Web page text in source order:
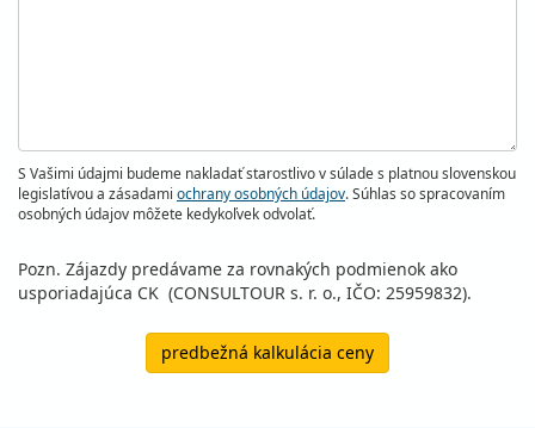
S Vašimi údajmi budeme nakladať starostlivo v súlade s platnou slovenskou
legislatívou a zásadami ochrany osobných údajov. Súhlas so spracovaním
osobných údajov môžete kedykoľvek odvolať.
Pozn. Zájazdy predávame za rovnakých podmienok ako
usporiadajúca CK (CONSULTOUR s. r. o., IČO: 25959832).
predbežná kalkulácia ceny